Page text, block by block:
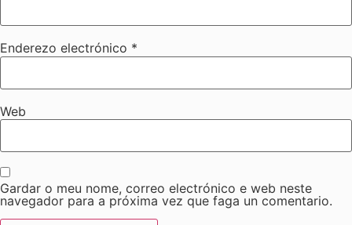
Enderezo electrónico *
Web
Gardar o meu nome, correo electrónico e web neste
navegador para a próxima vez que faga un comentario.